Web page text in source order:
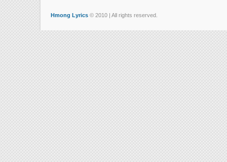
Hmong Lyrics © 2010 | All rights reserved.